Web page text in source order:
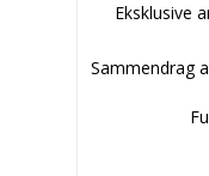
Eksklusive
Sammendrag